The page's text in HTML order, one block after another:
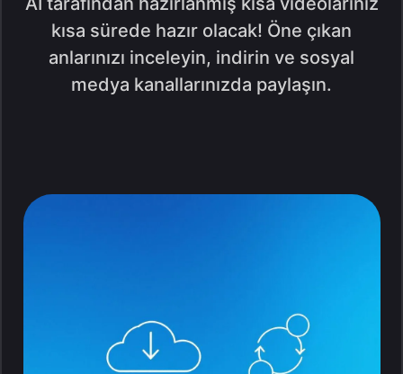
kısa sürede hazır olacak! Öne çıkan
anlarınızı inceleyin, indirin ve sosyal
medya kanallarınızda paylaşın.